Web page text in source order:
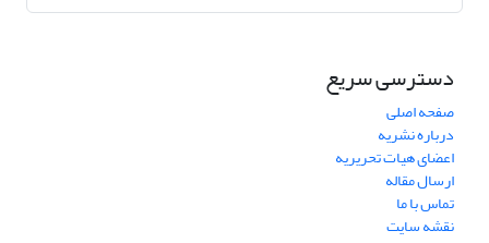
دسترسی سریع
صفحه اصلی
درباره نشریه
اعضای هیات تحریریه
ارسال مقاله
تماس با ما
نقشه سایت